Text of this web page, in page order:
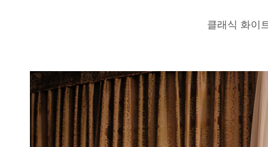
클래식 화이